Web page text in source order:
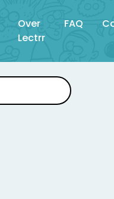
Over
Lectrr
FAQ